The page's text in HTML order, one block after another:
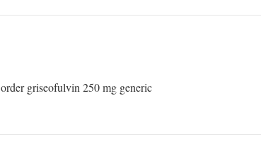
order griseofulvin 250 mg generic